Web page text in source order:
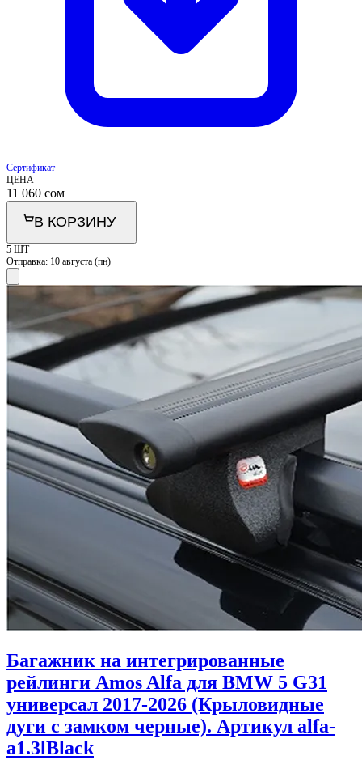
Сертификат
ЦЕНА
11 060 сом
В КОРЗИНУ
5 ШТ
Отправка: 10 августа (пн)
Багажник на интегрированные
рейлинги Amos Alfa для BMW 5 G31
универсал 2017-2026 (Крыловидные
дуги с замком черные). Артикул alfa-
a1.3lBlack